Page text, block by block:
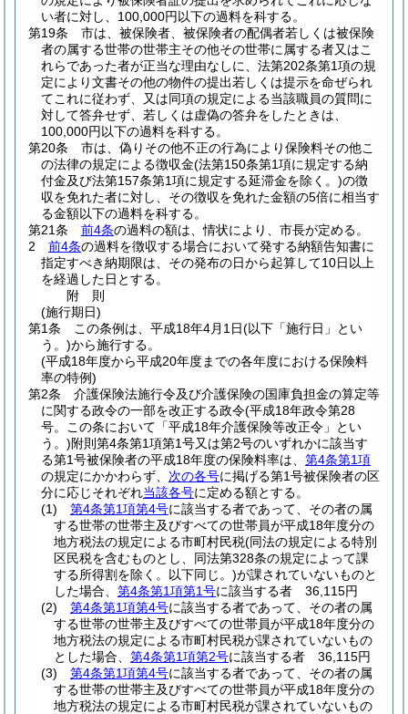
い者に対し、100,000円以下の過料を科する。
第19条
市は、被保険者、被保険者の配偶者若しくは被保険
者の属する世帯の世帯主その他その世帯に属する者又はこ
れらであった者が正当な理由なしに、法第202条第1項の規
定により文書その他の物件の提出若しくは提示を命ぜられ
てこれに従わず、又は同項の規定による当該職員の質問に
対して答弁せず、若しくは虚偽の答弁をしたときは、
100,000円以下の過料を科する。
第20条
市は、偽りその他不正の行為により保険料その他こ
の法律の規定による徴収金(法第150条第1項に規定する納
付金及び法第157条第1項に規定する延滞金を除く。)の徴
収を免れた者に対し、その徴収を免れた金額の5倍に相当す
る金額以下の過料を科する。
第21条
前4条の過料の額は、情状により、市長が定める。
2
前4条の過料を徴収する場合において発する納額告知書に
指定すべき納期限は、その発布の日から起算して10日以上
を経過した日とする。
附 則
(施行期日)
第1条
この条例は、平成18年4月1日(以下「施行日」とい
う。)から施行する。
(平成18年度から平成20年度までの各年度における保険料
率の特例)
第2条
介護保険法施行令及び介護保険の国庫負担金の算定等
に関する政令の一部を改正する政令(平成18年政令第28
号。この条において「平成18年介護保険等改正令」とい
う。)附則第4条第1項第1号又は第2号のいずれかに該当す
る第1号被保険者の平成18年度の保険料率は、 第4条第1項
の規定にかかわらず、 次の各号に掲げる第1号被保険者の区
分に応じそれぞれ当該各号に定める額とする。
(1)
第4条第1項第4号に該当する者であって、その者の属
する世帯の世帯主及びすべての世帯員が平成18年度分の
地方税法の規定による市町村民税(同法の規定による特別
区民税を含むものとし、同法第328条の規定によって課
する所得割を除く。以下同じ。)が課されていないものと
した場合、 第4条第1項第1号に該当する者 36,115円
(2)
第4条第1項第4号に該当する者であって、その者の属
する世帯の世帯主及びすべての世帯員が平成18年度分の
地方税法の規定による市町村民税が課されていないもの
とした場合、 第4条第1項第2号に該当する者 36,115円
(3)
第4条第1項第4号に該当する者であって、その者の属
する世帯の世帯主及びすべての世帯員が平成18年度分の
地方税法の規定による市町村民税が課されていないもの